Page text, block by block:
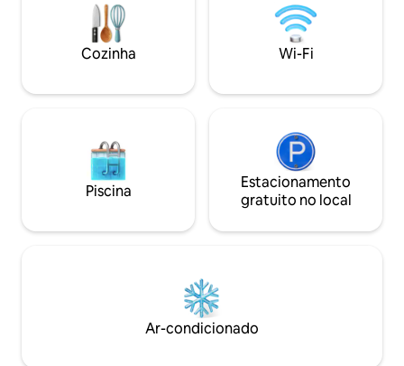
jantar e bebidas (ou uma viagem de
Uber de 8 minutos até a cidade).
Estacionamento gratuito na rua.
Adequado para famílias e bebês, com
também. Dúvidas? Envie uma
proximidades
a 9 minutos de
minutos do
Cozinha Wi-Fi
Piscina
Estacionamento
gratuito no local
Ar-condicionado